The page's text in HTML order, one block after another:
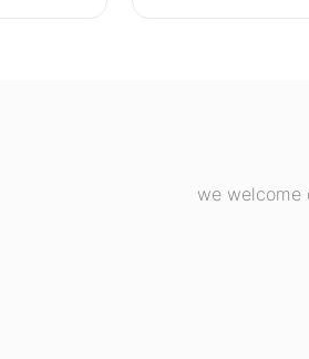
suất 85%, dạng
we welcome